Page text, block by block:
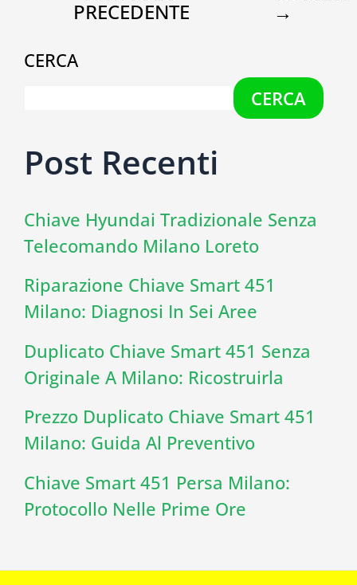
PRECEDENTE →
CERCA
CERCA
Post Recenti
Chiave Hyundai Tradizionale Senza
Telecomando Milano Loreto
Riparazione Chiave Smart 451
Milano: Diagnosi In Sei Aree
Duplicato Chiave Smart 451 Senza
Originale A Milano: Ricostruirla
Prezzo Duplicato Chiave Smart 451
Milano: Guida Al Preventivo
Chiave Smart 451 Persa Milano:
Protocollo Nelle Prime Ore